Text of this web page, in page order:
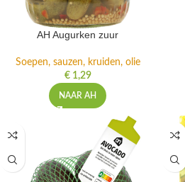
AH Augurken zuur
Soepen, sauzen, kruiden, olie
€1,29
NAAR AH